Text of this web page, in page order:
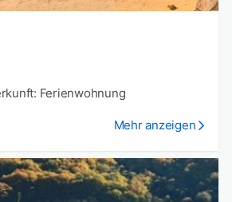
Ferienwohnung
Mehr anzeigen